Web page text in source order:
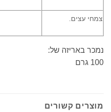
עצים.
באריזה של:
קשורים